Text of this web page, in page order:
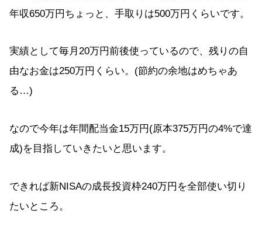
年収650万円ちょっと、手取りは500万円くらいです。
実績として毎月20万円前後使っているので、残りの自
由なお金は250万円くらい。(節約の余地はめちゃあ
る…)
なので今年は年間配当金15万円(原本375万円の4%で達
成)を目指していきたいと思います。
できれば新NISAの成長投資枠240万円を全部使い切り
たいところ。